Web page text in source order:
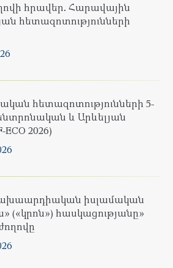
հրավեր. Հարավային
հետազոտությունների
հետազոտությունների 5-
և Արևելյան
2026)
իսլամական
(«կրոն») հասկացությանը»